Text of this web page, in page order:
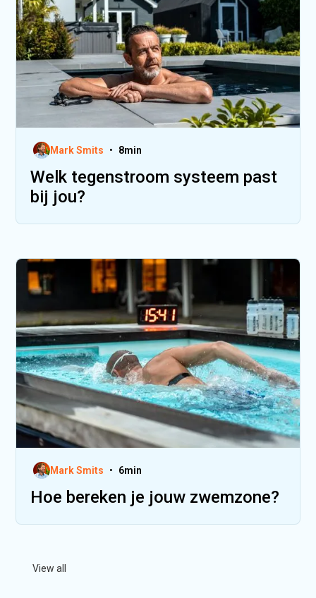
Mark Smits • 8min
Welk tegenstroom systeem past
bij jou?
Mark Smits • 6min
Hoe bereken je jouw zwemzone?
View all